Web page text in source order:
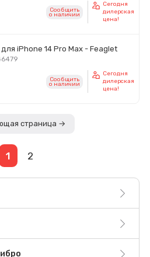
Сообщить
o наличии
Сегодня
дилерская
цена!
iPhone 14 Pro Max - Feaglet
Сообщить
o наличии
Сегодня
дилерская
цена!
страница →
1 2